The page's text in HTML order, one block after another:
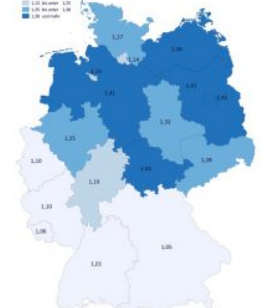
unterschiedliche Einkommensgruppen sowie für in
Deutschland geborene Menschen und Zugewanderte
verändert hat. Das Ergebnis: Während Personen mit
hohen Einkommen (oberstes Quintil der Verteilung der
Nettoäquivalenzeinkommen) nur einen moderaten
Anstieg des Mietanteils am Gesamteinkommen
hinnehmen mussten, nahm die Belastung bei
Menschen mit…